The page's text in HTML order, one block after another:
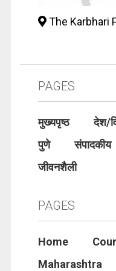
The Karbhari
PAGES
मुख्यपृष्ठ देश/
पुणे
संपादकीय
जीवनशैली
PAGES
Home
Maharashtra